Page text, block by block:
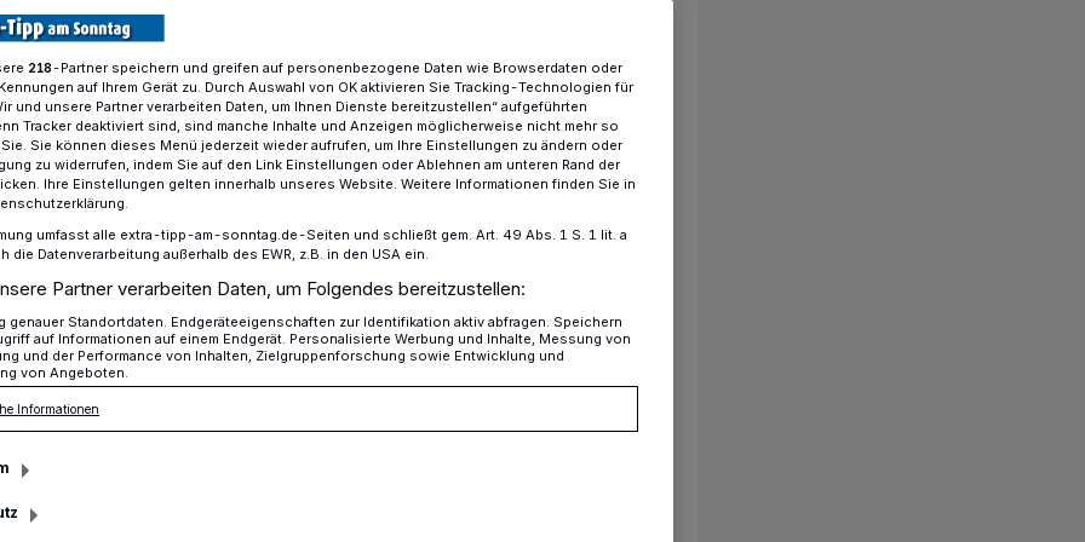
wieder nach Bosnien
nach Bosnien
Hölz hat nicht viel Neues zu erzählen -
bleiben. Während die Ukraine,
im Fokus der Öffentlichkeit stehen,
„Das ist das Schlimmste, was einem
nichts mehr.“
218-Partner speichern und greifen auf personenbezogene Daten wie Browserdaten oder
auf Ihrem Gerät zu. Durch Auswahl von OK aktivieren Sie Tracking-Technologien für
und unsere Partner verarbeiten Daten, um Ihnen Dienste bereitzustellen“ aufgeführten
Tracker deaktiviert sind, sind manche Inhalte und Anzeigen möglicherweise nicht mehr so
Sie können dieses Menü jederzeit wieder aufrufen, um Ihre Einstellungen zu ändern oder
zu widerrufen, indem Sie auf den Link Einstellungen oder Ablehnen am unteren Rand der
Ihre Einstellungen gelten innerhalb unseres Website. Weitere Informationen finden Sie in
umfasst alle extra-tipp-am-sonntag.de-Seiten und schließt gem. Art. 49 Abs. 1 S. 1 lit. a
die Datenverarbeitung außerhalb des EWR, z.B. in den USA ein.
Partner verarbeiten Daten, um Folgendes bereitzustellen:
genauer Standortdaten. Endgeräteeigenschaften zur Identifikation aktiv abfragen. Speichern
auf Informationen auf einem Endgerät. Personalisierte Werbung und Inhalte, Messung von
und der Performance von Inhalten, Zielgruppenforschung sowie Entwicklung und
von Angeboten.
Informationen